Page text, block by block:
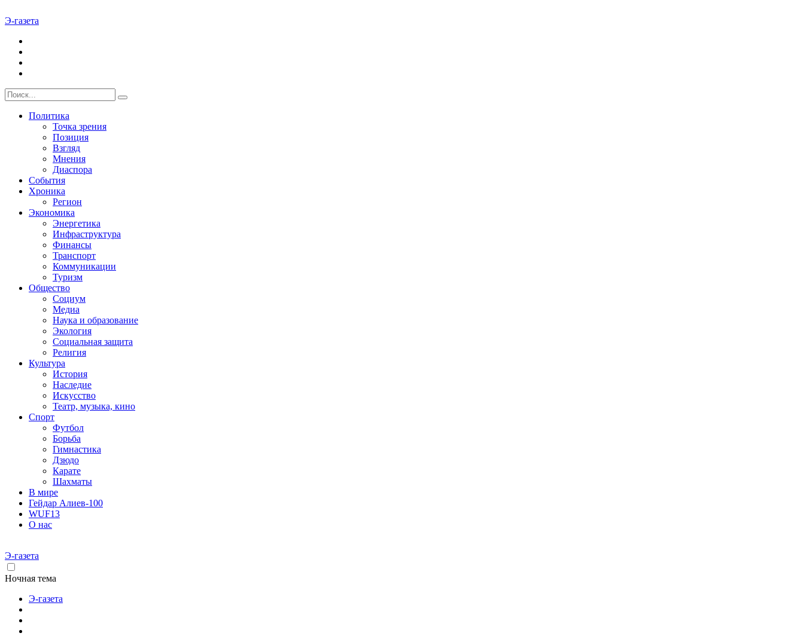
Э-газета
Политика
Точка зрения
Позиция
Взгляд
Мнения
Диаспора
События
Хроника
Регион
Экономика
Энергетика
Инфраструктура
Финансы
Транспорт
Коммуникации
Туризм
Общество
Социум
Медиа
Наука и образование
Экология
Социальная защита
Религия
Культура
История
Наследие
Искусство
Театр, музыка, кино
Спорт
Футбол
Борьба
Гимнастика
Дзюдо
Карате
Шахматы
В мире
Гейдар Алиев-100
WUF13
О нас
Э-газета
Ночная тема
Э-газета